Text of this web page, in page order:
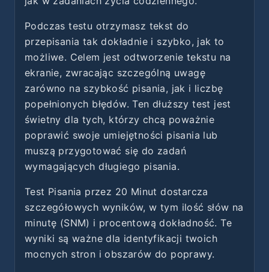
Podczas testu otrzymasz tekst do
przepisania tak dokładnie i szybko, jak to
możliwe. Celem jest odtworzenie tekstu na
ekranie, zwracając szczególną uwagę
zarówno na szybkość pisania, jak i liczbę
popełnionych błędów. Ten dłuższy test jest
świetny dla tych, którzy chcą poważnie
poprawić swoje umiejętności pisania lub
muszą przygotować się do zadań
wymagających długiego pisania.
Test Pisania przez 20 Minut dostarcza
szczegółowych wyników, w tym ilość słów na
minutę (SNM) i procentową dokładność. Te
wyniki są ważne dla identyfikacji twoich
mocnych stron i obszarów do poprawy.